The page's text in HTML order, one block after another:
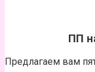
ПП
Предлагаем вам